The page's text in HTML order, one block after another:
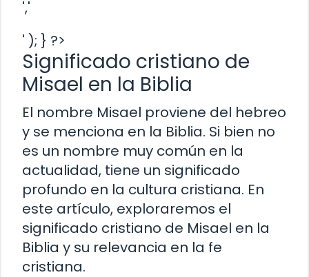
','
' ); } ?>
Significado cristiano de
Misael en la Biblia
El nombre Misael proviene del hebreo
y se menciona en la Biblia. Si bien no
es un nombre muy común en la
actualidad, tiene un significado
profundo en la cultura cristiana. En
este artículo, exploraremos el
significado cristiano de Misael en la
Biblia y su relevancia en la fe
cristiana.